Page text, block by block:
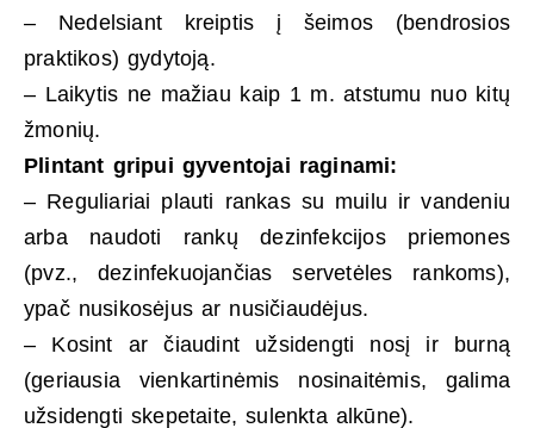
– Nedelsiant kreiptis į šeimos (bendrosios
praktikos) gydytoją.
– Laikytis ne mažiau kaip 1 m. atstumu nuo kitų
žmonių.
Plintant gripui gyventojai raginami:
– Reguliariai plauti rankas su muilu ir vandeniu
arba naudoti rankų dezinfekcijos priemones
(pvz., dezinfekuojančias servetėles rankoms),
ypač nusikosėjus ar nusičiaudėjus.
– Kosint ar čiaudint užsidengti nosį ir burną
(geriausia vienkartinėmis nosinaitėmis, galima
užsidengti skepetaite, sulenkta alkūne).